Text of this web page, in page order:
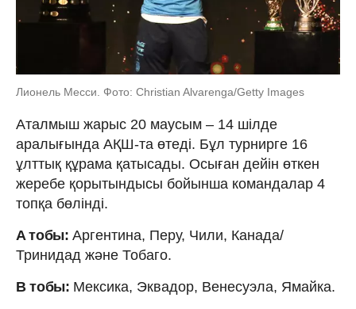
Лионель Месси. Фото: Christian Alvarenga/Getty Images
Аталмыш жарыс 20 маусым – 14 шілде
аралығында АҚШ-та өтеді. Бұл турнирге 16
ұлттық құрама қатысады. Осыған дейін өткен
жеребе қорытындысы бойынша командалар 4
топқа бөлінді.
A тобы: Аргентина, Перу, Чили, Канада/
Тринидад және Тобаго.
B тобы: Мексика, Эквадор, Венесуэла, Ямайка.